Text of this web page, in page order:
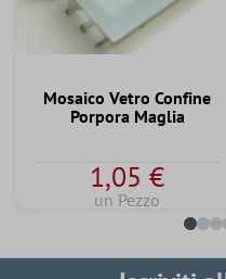
Mosaico Vetro Confine
Porpora Maglia
1,05 €
un Pezzo